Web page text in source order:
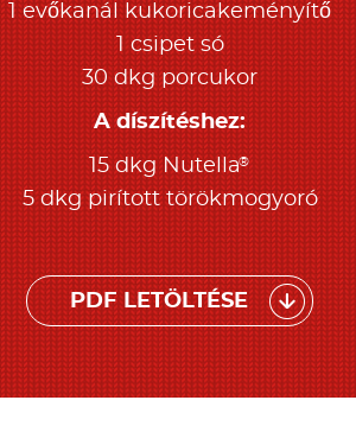
1 evőkanál kukoricakeményítő
1 csipet só
30 dkg porcukor
A díszítéshez:
15 dkg Nutella®
5 dkg pirított törökmogyoró
PDF LETÖLTÉSE